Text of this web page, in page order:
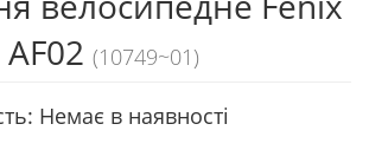
AF02 (10749~01)
Немає в наявностi